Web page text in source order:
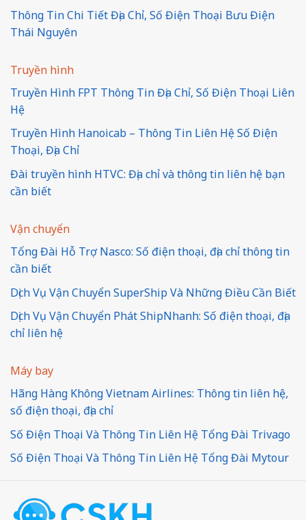
Thông Tin Chi Tiết Địa Chỉ, Số Điện Thoại Bưu Điện
Thái Nguyên
Truyền hình
Truyền Hình FPT Thông Tin Địa Chỉ, Số Điện Thoại Liên
Hệ
Truyền Hình Hanoicab – Thông Tin Liên Hệ Số Điện
Thoại, Địa Chỉ
Đài truyền hình HTVC: Địa chỉ và thông tin liên hệ bạn
cần biết
Vận chuyển
Tổng Đài Hỗ Trợ Nasco: Số điện thoại, địa chỉ thông tin
cần biết
Dịch Vụ Vận Chuyển SuperShip Và Những Điều Cần Biết
Dịch Vụ Vận Chuyển Phát ShipNhanh: Số điện thoại, địa
chỉ liên hệ
Máy bay
Hãng Hàng Không Vietnam Airlines: Thông tin liên hệ,
số điện thoại, địa chỉ
Số Điện Thoại Và Thông Tin Liên Hệ Tổng Đài Trivago
Số Điện Thoại Và Thông Tin Liên Hệ Tổng Đài Mytour